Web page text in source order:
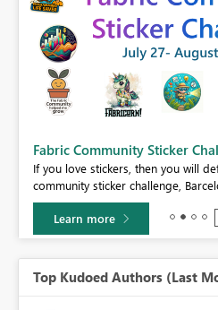
Fabric Community Sticker
If you love stickers, then you will
community sticker challenge,
Learn more
Top Kudoed Authors (Last